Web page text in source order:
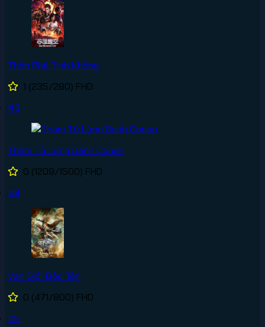
Thôn Phệ Tinh Không
1 (235/280) FHD
#3
Thám Tử Lừng Danh Conan
0 (1209/1500) FHD
#4
Vạn Giới Độc Tôn
0 (471/800) FHD
#5